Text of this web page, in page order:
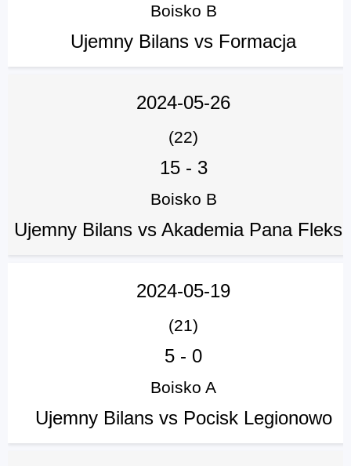
Boisko B
Ujemny Bilans vs Formacja
2024-05-26
(22)
15- 3
Boisko B
Ujemny Bilans vs Akademia Pana
2024-05-19
(21)
5 - 0
Boisko A
Ujemny Bilans vs Pocisk Legionowo